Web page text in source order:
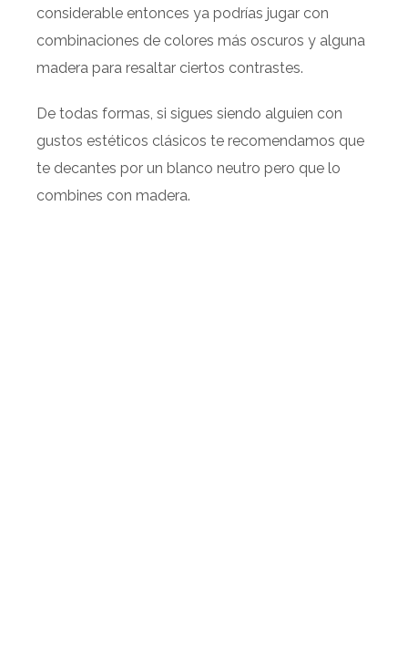
considerable entonces ya podrías jugar con
combinaciones de colores más oscuros y alguna
madera para resaltar ciertos contrastes.
De todas formas, si sigues siendo alguien con
gustos estéticos clásicos te recomendamos que
te decantes por un blanco neutro pero que lo
combines con madera.